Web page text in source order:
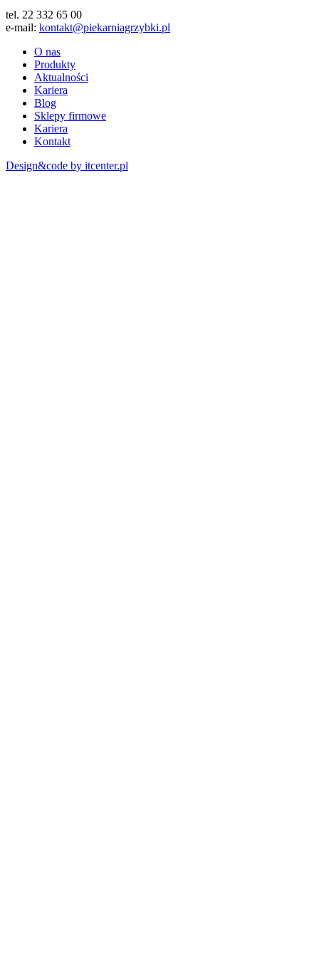
tel. 22 332 65 00
e-mail: kontakt@piekarniagrzybki.pl
O nas
Produkty
Aktualności
Kariera
Blog
Sklepy firmowe
Kariera
Kontakt
Design&code by itcenter.pl